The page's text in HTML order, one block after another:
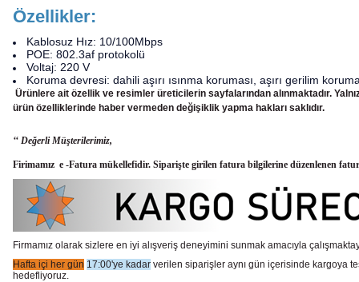
Özellikler:
Kablosuz Hız: 10/100Mbps
POE: 802.3af protokolü
Voltaj: 220 V
Koruma devresi: dahili aşırı ısınma koruması, aşırı gerilim
Ürünlere ait özellik ve resimler üreticilerin sayfalarından alınmaktadır.
ürün özelliklerinde haber vermeden değişiklik yapma hakları saklıdır.
‘‘ Değerli Müşterilerimiz,
Firimamız e -Fatura mükellefidir. Siparişte girilen fatura bilgilerine düzenlenen
Firmamız olarak sizlere en iyi alışveriş deneyimini sunmak amacıyla
Hafta içi her gün 17:00'ye kadar verilen siparişler aynı gün içerisinde kargoya
hedefliyoruz.